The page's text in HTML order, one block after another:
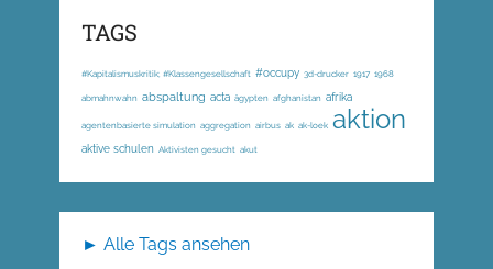
TAGS
#Kapitalismuskritik; #Klassengesellschaft #occupy 3d-drucker 1917 1968
abmahnwahn abspaltung acta ägypten afghanistan afrika
agentenbasierte simulation aggregation airbus ak ak-loek aktion
aktive schulen Aktivisten gesucht akut
► Alle Tags ansehen